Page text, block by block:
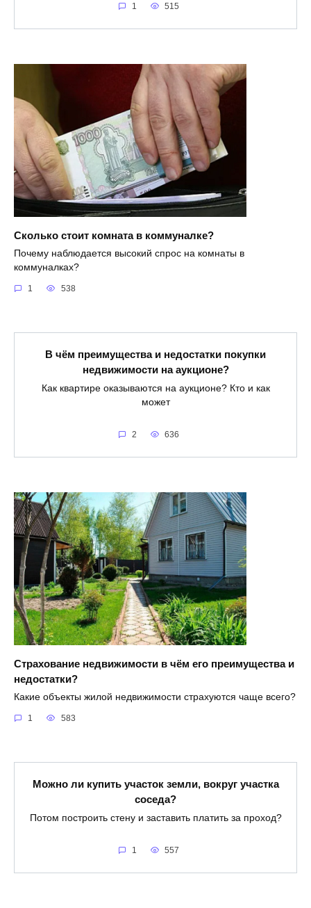
1 515
Сколько стоит комната в коммуналке?
Почему наблюдается высокий спрос на комнаты в
коммуналках?
1 538
В чём преимущества и недостатки покупки
недвижимости на аукционе?
Как квартире оказываются на аукционе? Кто и как
может
2 636
Страхование недвижимости в чём его преимущества и
недостатки?
Какие объекты жилой недвижимости страхуются чаще всего?
1 583
Можно ли купить участок земли, вокруг участка
соседа?
Потом построить стену и заставить платить за проход?
1 557